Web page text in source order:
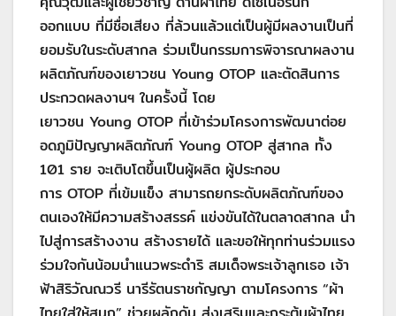
ออกแบบ ที่มีชื่อเสียง ที่ล้วนแล้วแต่เป็นผู้มีผลงานเป็นที่
ยอมรับในระดับสากล ร่วมเป็นกรรมการพิจารณาผลงาน
ผลิตภัณฑ์ของเยาวชน Young OTOP และตัดสินการ
ประกวดผลงานฯ ในครั้งนี้ โดย
เยาวชน Young OTOP ที่เข้าร่วมโครงการพัฒนาต่อย
อดภูมิปัญญาผลิตภัณฑ์ Young OTOP สู่สากล ทั้ง
101 ราย จะเติบโตขึ้นเป็นผู้ผลิต ผู้ประกอบ
การ OTOP ที่เข้มแข็ง สามารถยกระดับผลิตภัณฑ์ของ
ตนเองให้มีความสร้างสรรค์ แข่งขันได้ในตลาดสากล นำ
ไปสู่การสร้างงาน สร้างรายได้ และขอให้ทุกท่านร่วมแรง
ร่วมใจกันน้อมนำแนวพระดำริ สมเด็จพระเจ้าลูกเธอ เจ้า
ฟ้าสิริวัณณวรี นารีรัตนราชกัญญา ตามโครงการ “ผ้า